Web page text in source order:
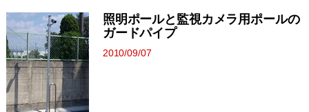
照明ポールと監視カメラ用ポールの
ガードパイプ
2010/09/07